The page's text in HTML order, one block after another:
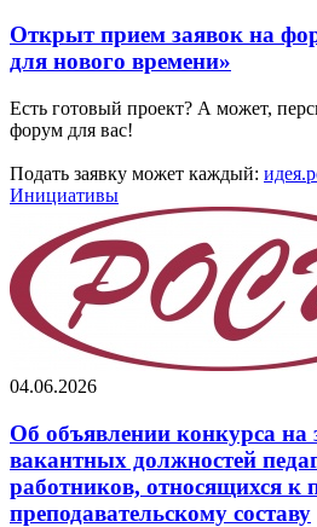
Открыт прием заявок на
для нового времени»
Есть готовый проект? А может,
форум для вас!
Подать заявку может каждый:
Инициативы
04.06.2026
Об объявлении конкурса на
вакантных должностей
работников, относящихся к
преподавательскому составу